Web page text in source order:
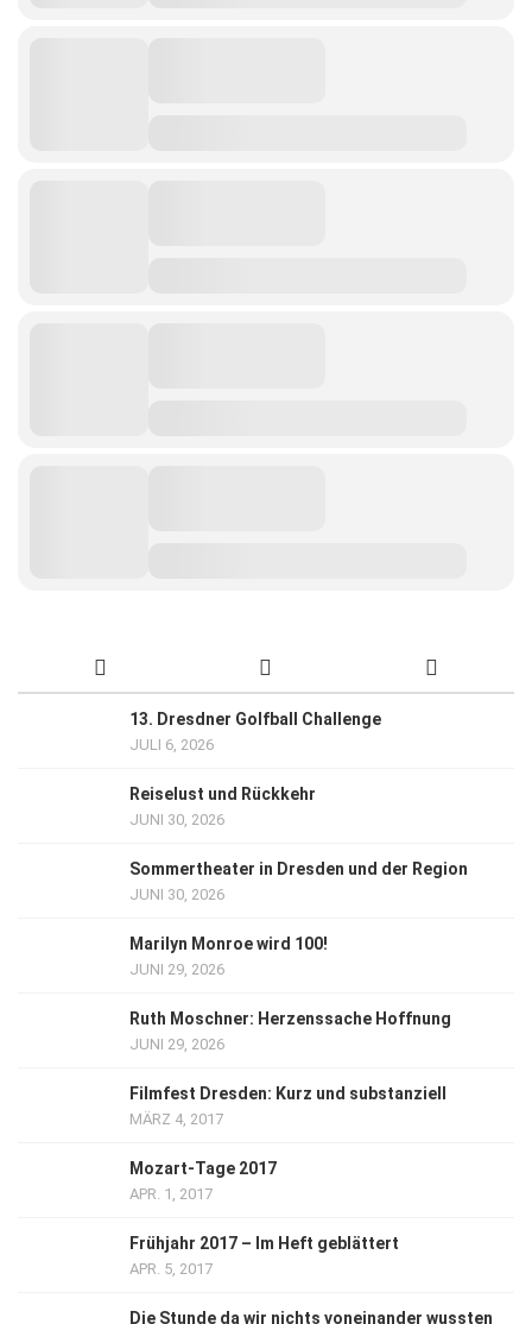
13. Dresdner Golfball Challenge
JULI 6, 2026
Reiselust und Rückkehr
JUNI 30, 2026
Sommertheater in Dresden und der Region
JUNI 30, 2026
Marilyn Monroe wird 100!
JUNI 29, 2026
Ruth Moschner: Herzenssache Hoffnung
JUNI 29, 2026
Filmfest Dresden: Kurz und substanziell
MÄRZ 4, 2017
Mozart-Tage 2017
APR. 1, 2017
Frühjahr 2017 – Im Heft geblättert
APR. 5, 2017
Die Stunde da wir nichts voneinander wussten